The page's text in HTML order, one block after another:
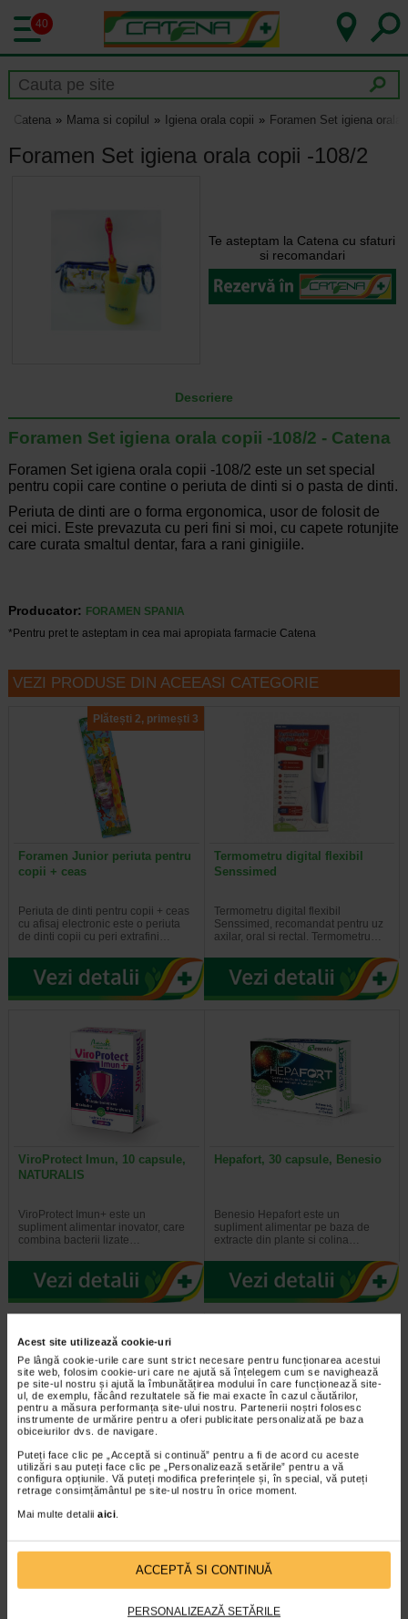
Acest site utilizează cookie-uri
Pe lângă cookie-urile care sunt strict necesare pentru funcționarea acestui
site web, folosim cookie-uri care ne ajută să înțelegem cum se navighează
pe site-ul nostru și ajută la îmbunătățirea modului în care funcționează site-
ul, de exemplu, făcând rezultatele să fie mai exacte în cazul căutărilor,
pentru a măsura performanța site-ului nostru. Partenerii noștri folosesc
instrumente de urmărire pentru a oferi publicitate personalizată pe baza
obiceiurilor dvs. de navigare.
Puteți face clic pe „Acceptă si continuă” pentru a fi de acord cu aceste
utilizări sau puteți face clic pe „Personalizează setările” pentru a vă
configura opțiunile. Vă puteți modifica preferințele și, în special, vă puteți
retrage consimțământul pe site-ul nostru în orice moment.
Mai multe detalii aici.
ACCEPTĂ SI CONTINUĂ
PERSONALIZEAZĂ SETĂRILE
40
Catena Mama si copilul Igiena orala copii Foramen Set igiena orala
Foramen Set igiena orala copii -108/2
Te asteptam la Catena cu sfaturi
si recomandari
Descriere
Foramen Set igiena orala copii -108/2 - Catena
Foramen Set igiena orala copii -108/2 este un set special
pentru copii care contine o periuta de dinti si o pasta de dinti.
Periuta de dinti are o forma ergonomica, usor de folosit de
cei mici. Este prevazuta cu peri fini si moi, cu capete rotunjite
care curata smaltul dentar, fara a rani ginigiile.
Producator:
FORAMEN SPANIA
*Pentru pret te asteptam in cea mai apropiata farmacie Catena
VEZI PRODUSE DIN ACEEASI CATEGORIE
Plătești 2, primești 3
Foramen Junior periuta pentru
copii + ceas
Periuta de dinti pentru copii + ceas
cu afisaj electronic este o periuta
de dinti copii cu peri extrafini…
Termometru digital flexibil
Senssimed
Termometru digital flexibil
Senssimed, recomandat pentru uz
axilar, oral si rectal. Termometru…
ViroProtect Imun, 10 capsule,
NATURALIS
ViroProtect Imun+ este un
supliment alimentar inovator, care
combina bacterii lizate…
Hepafort, 30 capsule, Benesio
Benesio Hepafort este un
supliment alimentar pe baza de
extracte din plante si colina…
Cantar electronic analitic cu
bluetooth
Functii cantar electronic analitic cu
BLUETOOTH white / black…
Tonico Forte, 10 ml, 10
flacoane, Benesio
flacon buvabil, ce combina patru…